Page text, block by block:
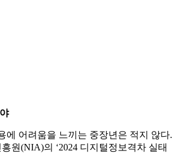
에 어려움을 느끼는 중장년은 적지 않다.
원(NIA)의 ‘2024 디지털정보격차 실태